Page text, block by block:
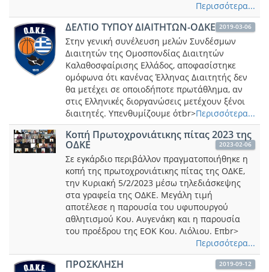
Περισσότερα...
ΔΕΛΤΙΟ ΤΥΠΟΥ ΔΙΑΙΤΗΤΩΝ-ΟΔΚΕ 2019-03-06
Στην γενική συνέλευση μελών Συνδέσμων
Διαιτητών της Ομοσπονδίας Διαιτητών
Καλαθοσφαίρισης Ελλάδος, αποφασίστηκε
ομόφωνα ότι κανένας Έλληνας Διαιτητής δεν
θα μετέχει σε οποιοδήποτε πρωτάθλημα, αν
στις Ελληνικές διοργανώσεις μετέχουν ξένοι
διαιτητές. Υπενθυμίζουμε ότbr>Περισσότερα...
Κοπή Πρωτοχρονιάτικης πίτας 2023 της
ΟΔΚΕ 2023-02-06
Σε εγκάρδιο περιβάλλον πραγματοποιήθηκε η
κοπή της πρωτοχρονιάτικης πίτας της ΟΔΚΕ,
την Κυριακή 5/2/2023 μέσω τηλεδιάσκεψης
στα γραφεία της ΟΔΚΕ. Μεγάλη τιμή
αποτέλεσε η παρουσία του υφυπουργού
αθλητισμού Κου. Αυγενάκη και η παρουσία
του προέδρου της ΕΟΚ Κου. Λιόλιου. Επbr>
Περισσότερα...
ΠΡΟΣΚΛΗΣΗ 2019-09-12